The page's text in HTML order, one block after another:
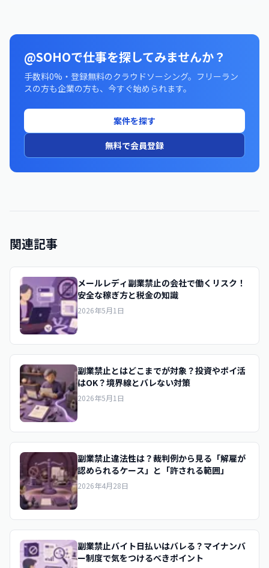
@SOHOで仕事を探してみませんか？
手数料0%・登録無料のクラウドソーシング。フリーラン
スの方も企業の方も、今すぐ始められます。
案件を探す
無料で会員登録
関連記事
メールレディ副業禁止の会社で働くリスク！
安全な稼ぎ方と税金の知識
2026年5月1日
副業禁止とはどこまでが対象？投資やポイ活
はOK？境界線とバレない対策
2026年5月1日
副業禁止違法性は？裁判例から見る「解雇が
認められるケース」と「許される範囲」
2026年4月28日
副業禁止バイト日払いはバレる？マイナンバ
ー制度で気をつけるべきポイント